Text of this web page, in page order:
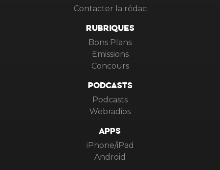
Contacter la rédac
RUBRIQUES
Bons Plans
Emissions
Concours
PODCASTS
Podcasts
Webradios
APPS
iPhone/iPad
Android